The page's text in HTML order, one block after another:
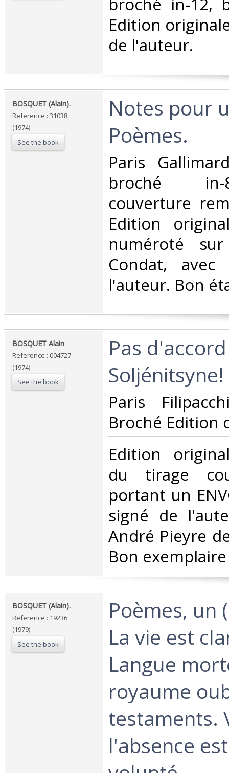
Edition
de l'auteur.‎
‎BOSQUET (Alain).‎
Reference : 31038
(1974)
See the book
‎Notes pour
Poèmes.‎
‎Paris
broché
couverture
Edition
numéroté
Condat,
l'auteur. Bon
‎BOSQUET Alain‎
Reference : 004727
(1974)
See the book
‎Pas d'accord
Soljénitsyne!‎
‎Paris
Broché Edition
‎Edition
du tirage
portant un
signé de
André Pieyre
Bon
‎BOSQUET (Alain).‎
Reference : 19236
(1979)
See the book
‎Poèmes, un
La vie est
Langue
royaume
testaments.
l'absence